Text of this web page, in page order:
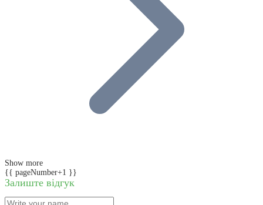
Show more
{{ pageNumber+1 }}
Залиште відгук